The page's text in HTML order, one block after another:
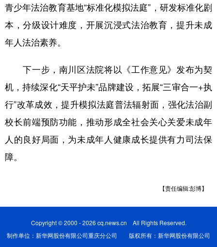
青少年法治教育基地“标准化模拟法庭”，研发标准化剧
本，分级设计难度，开展沉浸式法治教育，提升未成
年人法治素养。
下一步，南川区法院将以《工作意见》发布为契
机，持续深化“天平护未”品牌建设，拓展“三审合一+执
行”改革成效，提升模拟法庭普法辐射面，强化法治副
校长前端预防功能，推动形成全社会关心关爱未成年
人的良好局面，为未成年人健康成长提供有力司法保
障。
【责任编辑:彭博】
Copyright © 2000 - 2026 cq.news.cn All Rights Reserved.
制作单位：新华网股份有限公司重庆分公司 版权所有：新华网股份有限公司